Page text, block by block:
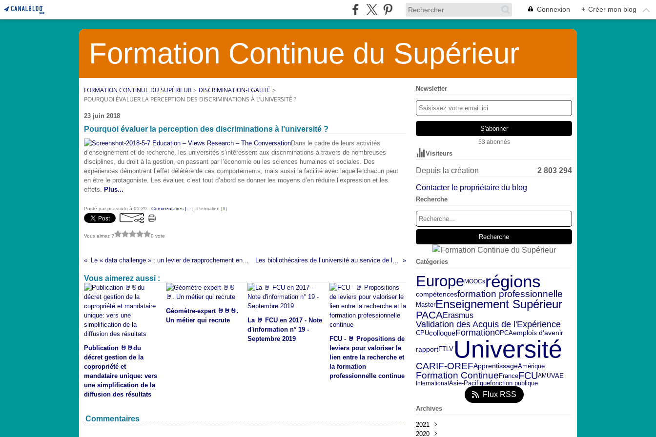
Connexion + Créer mon blog
Formation Continue du Supérieur
FORMATION CONTINUE DU SUPÉRIEUR > DISCRIMINATION-EGALITÉ >
POURQUOI ÉVALUER LA PERCEPTION DES DISCRIMINATIONS À L’UNIVERSITÉ ?
23 juin 2018
Pourquoi évaluer la perception des discriminations à l’université ?
Dans le cadre de leurs activités
d’enseignement et de recherche, les universités s’intéressent aux discriminations à travers de nombreuses
disciplines, du droit à la gestion, en passant par l’économie ou les sciences humaines et sociales. Des
expériences démontrent l’effet délétère de ces comportements, mais aussi la facilité avec laquelle chacun peut
en être le protagoniste. Les évaluer, c’est tout d’abord se donner les moyens d’en réduire l’expression et les
effets. Plus...
Posté par pcassuto à 01:29 - Commentaires [ ] - Permalien [#]
Vous aimez ? 0 vote
Le « data challenge » : un levier de rapprochement entre la recherche et l’entreprise Les bibliothécaires de l’université au service de la lutte contre les fake news
Vous aimerez aussi :
Publication 🤘🤘du
décret gestion de la
copropriété et
mandataire unique: vers
une simplification de la
diffusion des résultats
Géomètre-expert 🤘🤘🤘.
Un métier qui recrute
La 🤘 FCU en 2017 - Note
d'information n° 19 -
Septembre 2019
FCU - 🤘 Propositions de
leviers pour valoriser le
lien entre la recherche et
la formation
professionnelle continue
Commentaires
Newsletter
53 abonnés
Visiteurs
Depuis la création 2 803 294
Contacter le propriétaire du blog
Recherche
Catégories
Europe MOOCsrégions
compétencesformation professionnelle
MasterEnseignement Supérieur
PACAErasmus
Validation des Acquis de l'Expérience
CPUcolloqueFormationOPCAemplois d'avenir
rapportFTLV Université
CARIF-OREFApprentissageAmérique
Formation ContinueFranceFCUAMUVAE
International Asie-Pacifiquefonction publique
Flux RSS
Archives
2021
Décembre
2020